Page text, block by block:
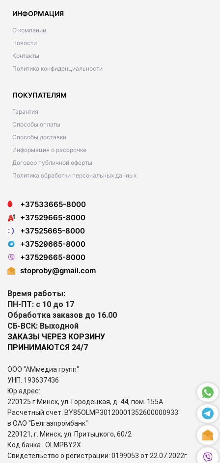
ИНФОРМАЦИЯ
О компании
Новости
Контакты
Политика конфиденциальности
ПОКУПАТЕЛЯМ
Гарантия
Способы оплаты
Способы доставки
Информация о рассрочке
Договор публичной оферты
Политика обработки персональных данных
+37533665-8000
+37529665-8000
+37525665-8000
+37529665-8000
+37529665-8000
stoproby@gmail.com
Время работы:
ПН-ПТ: с 10 до 17
Обработка заказов до 16.00
СБ-ВСК: Выходной
ЗАКАЗЫ ЧЕРЕЗ КОРЗИНУ
ПРИНИМАЮТСЯ 24/7
ООО "АМмедиа групп"
УНП: 193637436
Юр.адрес:
220125 г.Минск, ул. Городецкая, д. 44, пом. 155А
Расчетный счет: BY85OLMP30120001352600000933
в ОАО "Белгазпромбанк"
220121, г. Минск, ул. Притыцкого, 60/2
Код банка : OLMPBY2X
Свидетельство о регистрации: 0199053 от 22.07.2022г.